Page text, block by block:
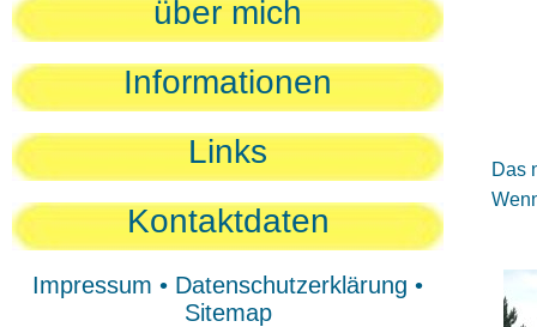
über mich
Informationen
Links
Kontaktdaten
Impressum • Datenschutzerklärung •
Sitemap
Das